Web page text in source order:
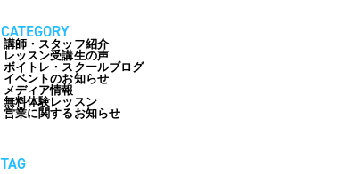
CATEGORY
講師・スタッフ紹介
レッスン受講生の声
ボイトレ・スクールブログ
イベントのお知らせ
メディア情報
無料体験レッスン
営業に関するお知らせ
TAG